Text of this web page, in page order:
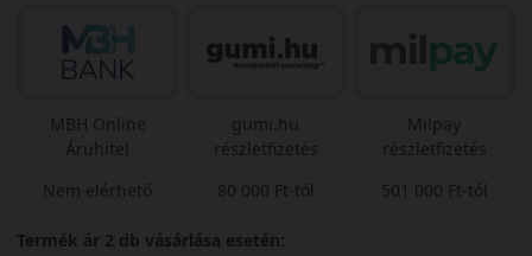
MBH Online
Áruhitel
Nem elérhető
gumi.hu
részletfizetés
80 000 Ft-tól
Milpay
részletfizetés
501 000 Ft-tól
Termék ár 2 db vásárlása esetén: